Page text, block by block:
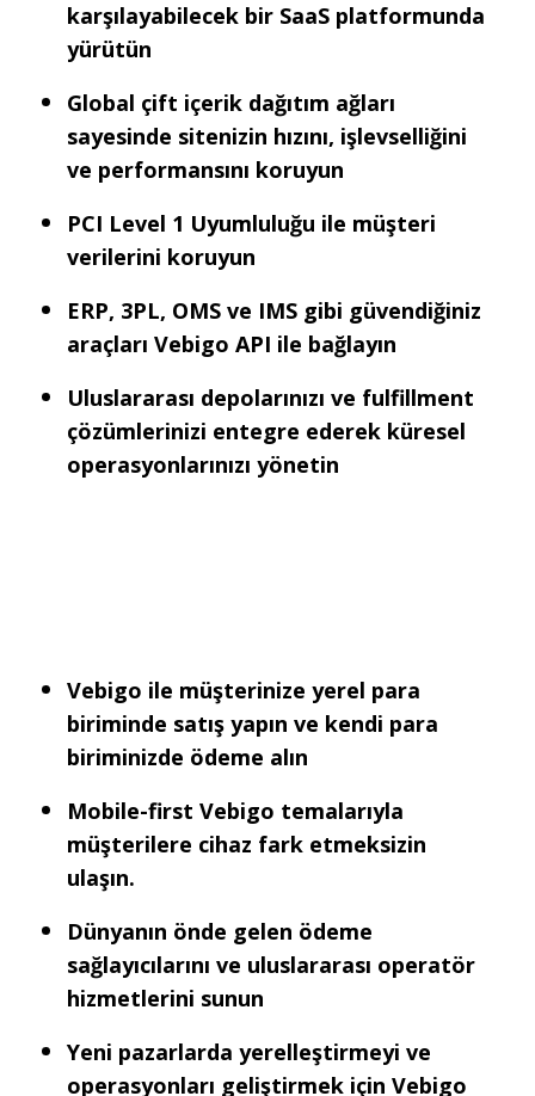
karşılayabilecek bir SaaS platformunda
yürütün
Global çift içerik dağıtım ağları
sayesinde sitenizin hızını, işlevselliğini
ve performansını koruyun
PCI Level 1 Uyumluluğu ile müşteri
verilerini koruyun
ERP, 3PL, OMS ve IMS gibi güvendiğiniz
araçları Vebigo API ile bağlayın
Uluslararası depolarınızı ve fulfillment
çözümlerinizi entegre ederek küresel
operasyonlarınızı yönetin
Vebigo ile müşterinize yerel para
biriminde satış yapın ve kendi para
biriminizde ödeme alın
Mobile-first Vebigo temalarıyla
müşterilere cihaz fark etmeksizin
ulaşın.
Dünyanın önde gelen ödeme
sağlayıcılarını ve uluslararası operatör
hizmetlerini sunun
Yeni pazarlarda yerelleştirmeyi ve
operasyonları geliştirmek için Vebigo